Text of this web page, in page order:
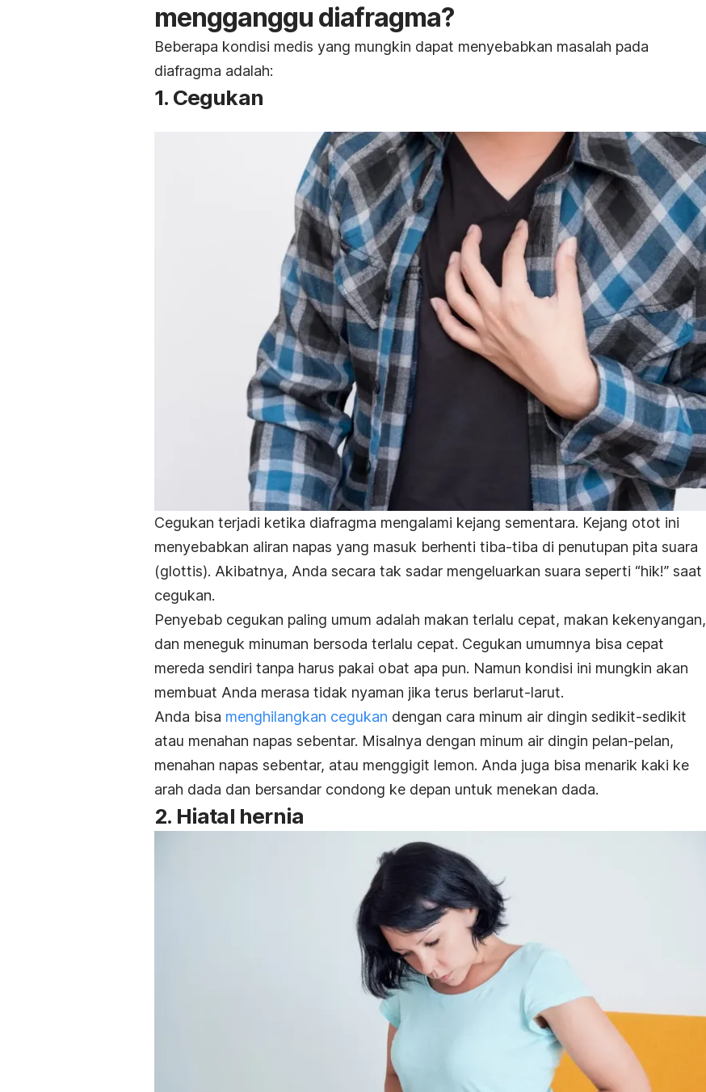
mengganggu diafragma?
Beberapa kondisi medis yang mungkin dapat menyebabkan masalah pada
diafragma adalah:
1. Cegukan
Cegukan terjadi ketika diafragma mengalami kejang sementara. Kejang otot ini
menyebabkan aliran napas yang masuk berhenti tiba-tiba di penutupan pita suara
(glottis). Akibatnya, Anda secara tak sadar mengeluarkan suara seperti “hik!” saat
cegukan.
Penyebab cegukan paling umum adalah makan terlalu cepat, makan kekenyangan,
dan meneguk minuman bersoda terlalu cepat. Cegukan umumnya bisa cepat
mereda sendiri tanpa harus pakai obat apa pun. Namun kondisi ini mungkin akan
membuat Anda merasa tidak nyaman jika terus berlarut-larut.
Anda bisa menghilangkan cegukan dengan cara minum air dingin sedikit-sedikit
atau menahan napas sebentar. Misalnya dengan minum air dingin pelan-pelan,
menahan napas sebentar, atau menggigit lemon. Anda juga bisa menarik kaki ke
arah dada dan bersandar condong ke depan untuk menekan dada.
2. Hiatal hernia